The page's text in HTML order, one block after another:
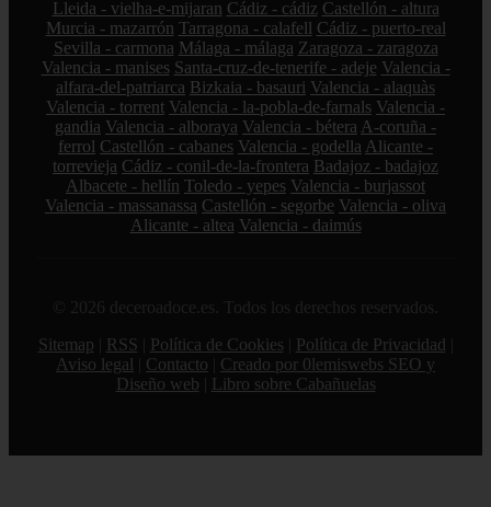
Lleida - vielha-e-mijaran Cádiz - cádiz Castellón - altura
Murcia - mazarrón Tarragona - calafell Cádiz - puerto-real
Sevilla - carmona Málaga - málaga Zaragoza - zaragoza
Valencia - manises Santa-cruz-de-tenerife - adeje Valencia -
alfara-del-patriarca Bizkaia - basauri Valencia - alaquàs
Valencia - torrent Valencia - la-pobla-de-farnals Valencia -
gandia Valencia - alboraya Valencia - bétera A-coruña -
ferrol Castellón - cabanes Valencia - godella Alicante -
torrevieja Cádiz - conil-de-la-frontera Badajoz - badajoz
Albacete - hellín Toledo - yepes Valencia - burjassot
Valencia - massanassa Castellón - segorbe Valencia - oliva
Alicante - altea Valencia - daimús
© 2026 deceroadoce.es. Todos los derechos reservados.
Sitemap
RSS Política de Cookies Política de Privacidad
Aviso legal
Contacto
Creado por 0lemiswebs SEO y
Diseño web
Libro sobre Cabañuelas